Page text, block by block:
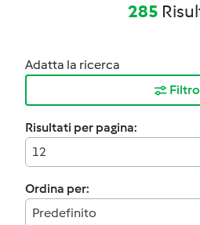
285
Adatta la ricerca
Filtro
Risultati per pagina:
12
Ordina per:
Predefinito